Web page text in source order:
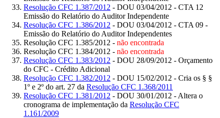
Resolução CFC 1.387/2012 - DOU 03/04/2012 - CTA 12
Emissão do Relatório do Auditor Independente
Resolução CFC 1.386/2012 - DOU 03/04/2012 - CTA 09 -
Emissão do Relatório do Auditor Independentes
Resolução CFC 1.385/2012 - não encontrada
Resolução CFC 1.384/2012 - não encontrada
Resolução CFC 1.383/2012 - DOU 28/09/2012 - Orçamento
do CFC - Crédito Adicional
Resolução CFC 1.382/2012 - DOU 15/02/2012 - Cria os § §
1º e 2º do art. 27 da Resolução CFC 1.368/2011
Resolução CFC 1.381/2012 - DOU 30/01/2012 - Altera o
cronograma de implementação da Resolução CFC
1.161/2009